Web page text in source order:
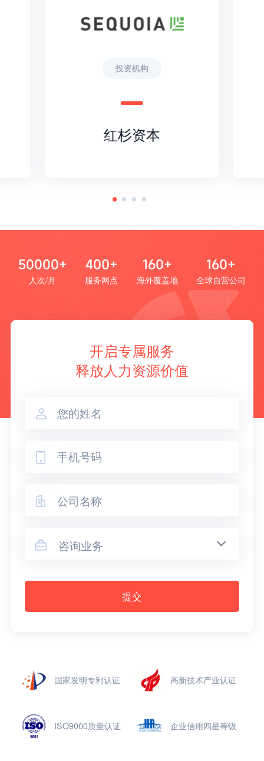
投资机构
红杉资本
50000+
人次/月
400+
服务网点
160+
海外覆盖地
160+
全球自营公司
开启专属服务
释放人力资源价值



 咨询业务
提交
国家发明专利认证 高新技术产业认证
ISO9000质量认证 企业信用四星等级